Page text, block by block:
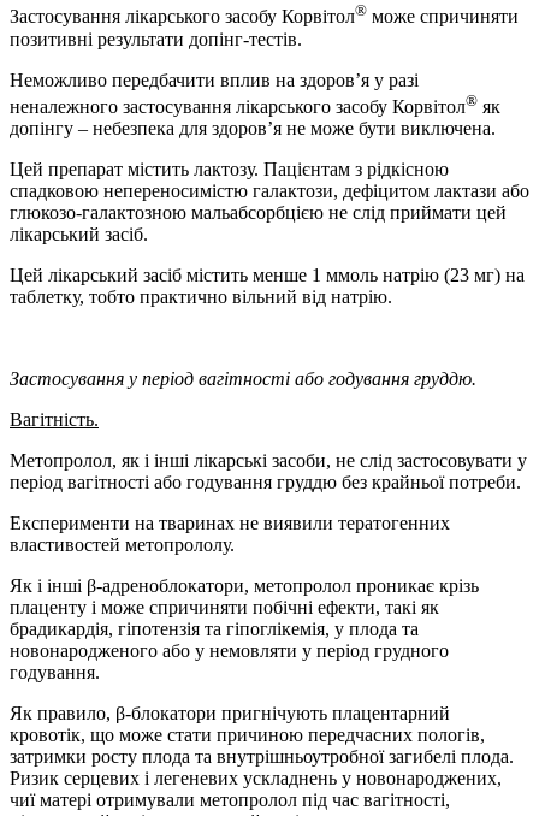
Застосування лікарського засобу Корвітол® може спричиняти
позитивні результати допінг-тестів.
Неможливо передбачити вплив на здоров’я у разі
неналежного застосування лікарського засобу Корвітол® як
допінгу – небезпека для здоров’я не може бути виключена.
Цей препарат містить лактозу. Пацієнтам з рідкісною
спадковою непереносимістю галактози, дефіцитом лактази або
глюкозо-галактозною мальабсорбцією не слід приймати цей
лікарський засіб.
Цей лікарський засіб містить менше 1 ммоль натрію (23 мг) на
таблетку, тобто практично вільний від натрію.
Застосування у період вагітності або годування груддю.
Вагітність.
Метопролол, як і інші лікарські засоби, не слід застосовувати у
період вагітності або годування груддю без крайньої потреби.
Експерименти на тваринах не виявили тератогенних
властивостей метопрололу.
Як і інші β-адреноблокатори, метопролол проникає крізь
плаценту і може спричиняти побічні ефекти, такі як
брадикардія, гіпотензія та гіпоглікемія, у плода та
новонародженого або у немовляти у період грудного
годування.
Як правило, β-блокатори пригнічують плацентарний
кровотік, що може стати причиною передчасних пологів,
затримки росту плода та внутрішньоутробної загибелі плода.
Ризик серцевих і легеневих ускладнень у новонароджених,
чиї матері отримували метопролол під час вагітності,